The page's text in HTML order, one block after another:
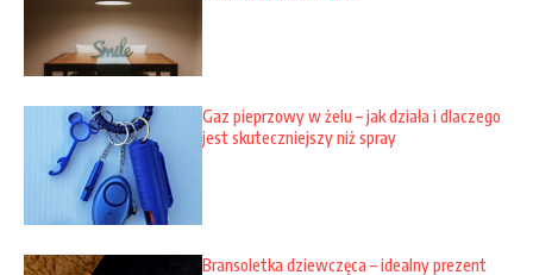
Gaz pieprzowy w żelu – jak działa i dlaczego
jest skuteczniejszy niż spray
Bransoletka dziewczęca – idealny prezent